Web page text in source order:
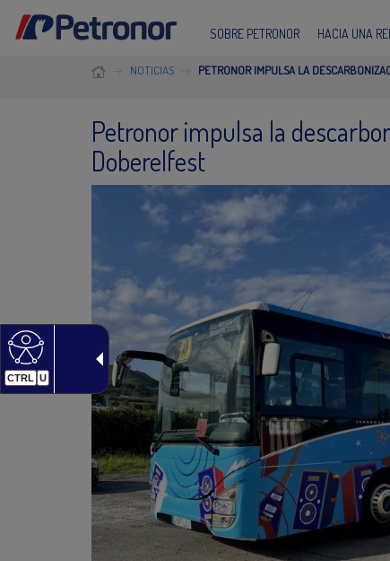
CTRL U
SOBRE PETRONOR HACIA UNA
NOTICIAS PETRONOR IMPULSA LA
Petronor impulsa la
Doberelfest